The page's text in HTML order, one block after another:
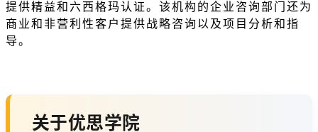
提供精益和六西格玛认证。该机构的企业咨询部门还为
商业和非营利性客户提供战略咨询以及项目分析和指
导。
关于优思学院